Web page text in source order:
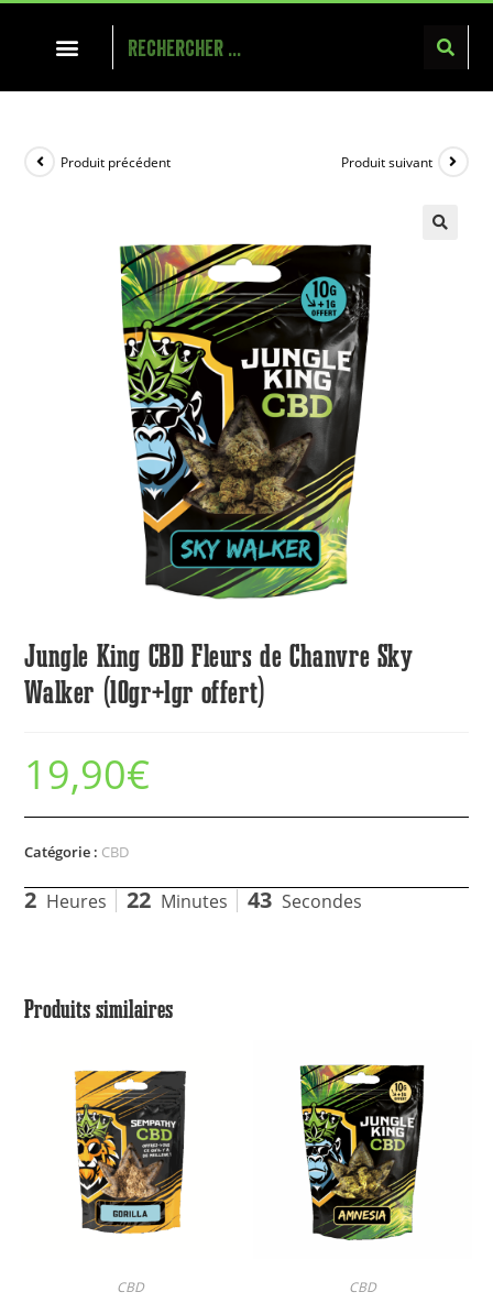
Produit précédent Produit suivant
Jungle King CBD Fleurs de Chanvre Sky
Walker (10gr+1gr offert)
19,90€
Catégorie : CBD
2 Heures 22 Minutes 43 Secondes
Produits similaires
CBD CBD